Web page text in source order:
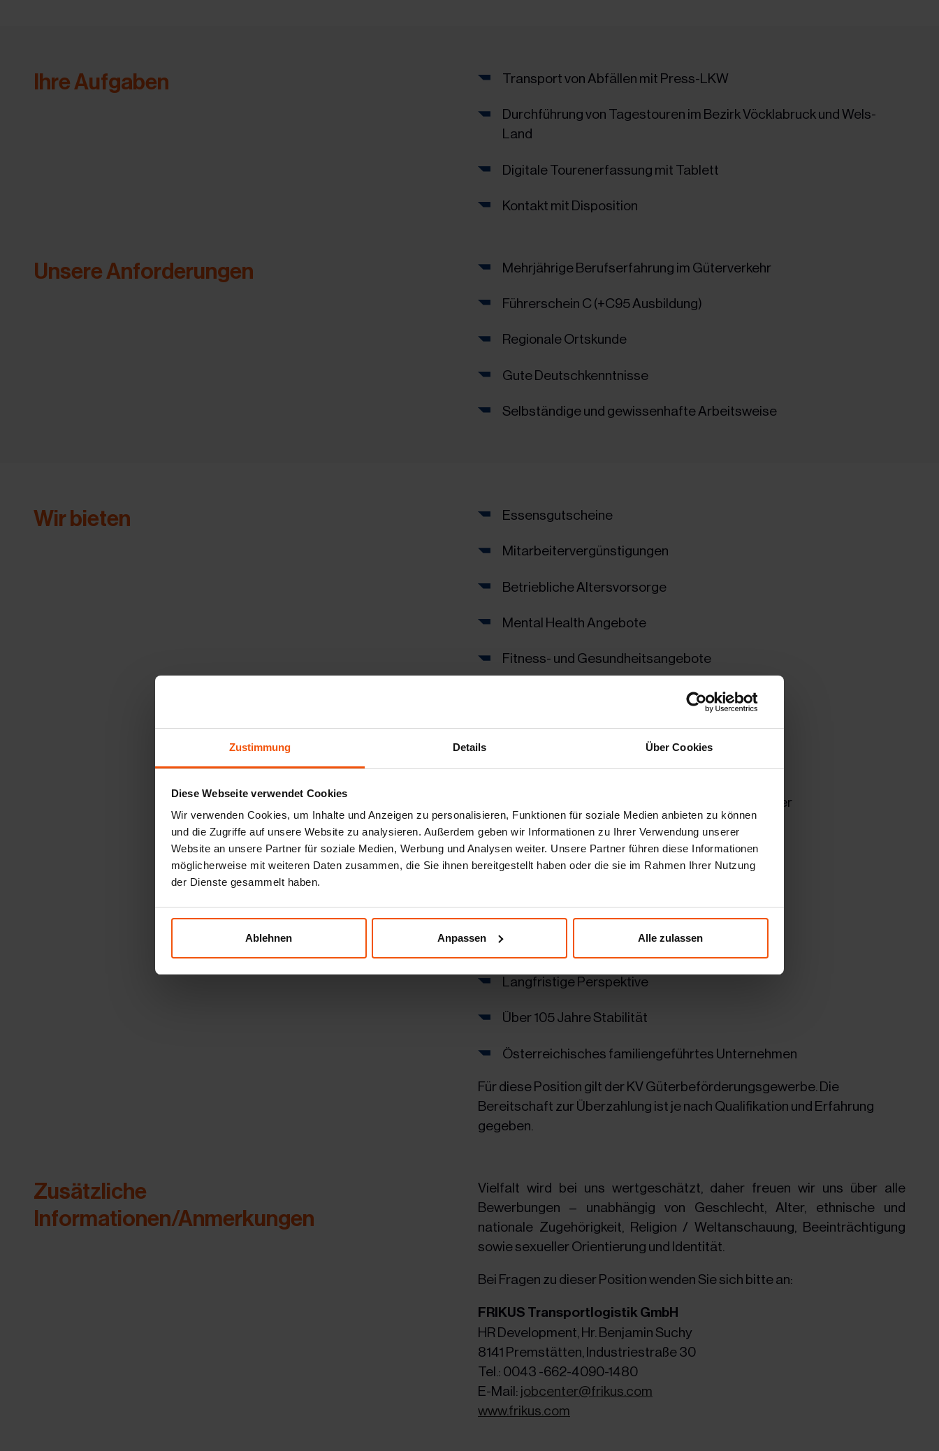
Zustimmung Details Über Cookies
Diese Webseite verwendet Cookies
Wir verwenden Cookies, um Inhalte und Anzeigen zu personalisieren, Funktionen für soziale Medien anbieten zu können
und die Zugriffe auf unsere Website zu analysieren. Außerdem geben wir Informationen zu Ihrer Verwendung unserer
Website an unsere Partner für soziale Medien, Werbung und Analysen weiter. Unsere Partner führen diese Informationen
möglicherweise mit weiteren Daten zusammen, die Sie ihnen bereitgestellt haben oder die sie im Rahmen Ihrer Nutzung
der Dienste gesammelt haben.
Ablehnen Anpassen Alle zulassen
Ihre Aufgaben Transport von Abfällen mit Press-LKW
Durchführung von Tagestouren im Bezirk Vöcklabruck und Wels-
Land
Digitale Tourenerfassung mit Tablett
Kontakt mit Disposition
Unsere Anforderungen Mehrjährige Berufserfahrung im Güterverkehr
Führerschein C (+C95 Ausbildung)
Regionale Ortskunde
Gute Deutschkenntnisse
Selbständige und gewissenhafte Arbeitsweise
Wir bieten Essensgutscheine
Mitarbeitervergünstigungen
Betriebliche Altersvorsorge
Mental Health Angebote
Fitness- und Gesundheitsangebote
Vielseitige Entwicklungsmöglichkeiten
Breites Angebot an Aus- und Weiterbildung
Motivierendes und wertschätzendes Miteinander
Onboarding-Programm
Mitarbeiterevents
Möglichkeit zur Mitgestaltung
Regelmäßige Mitarbeiterbefragung
Langfristige Perspektive
Über 105 Jahre Stabilität
Österreichisches familiengeführtes Unternehmen
Für diese Position gilt der KV Güterbeförderungsgewerbe. Die
Bereitschaft zur Überzahlung ist je nach Qualifikation und Erfahrung
gegeben.
Zusätzliche
Informationen/Anmerkungen
Vielfalt wird bei uns wertgeschätzt, daher freuen wir uns über alle
Bewerbungen – unabhängig von Geschlecht, Alter, ethnische und
nationale Zugehörigkeit, Religion / Weltanschauung, Beeinträchtigung
sowie sexueller Orientierung und Identität.
Bei Fragen zu dieser Position wenden Sie sich bitte an:
FRIKUS Transportlogistik GmbH
HR Development, Hr. Benjamin Suchy
8141 Premstätten, Industriestraße 30
Tel.: 0043 -662-4090-1480
E-Mail: jobcenter@frikus.com
www.frikus.com